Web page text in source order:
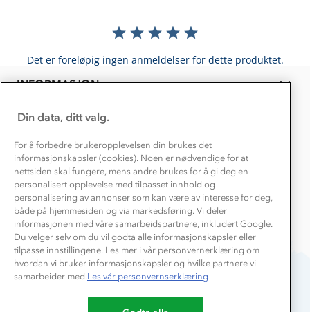
Det er foreløpig ingen anmeldelser for dette produktet.
INFORMASJON
Bedrift, barnehage og SFO
Presse
OM OSS
Samarbeide med oss?
TIPS OG RÅD
Vask og vedlikehold
EL-retur
Store størrelser
Turmat oppskrifter
Beredskap
AKTIVITETER
Få turinspirasjon og tips her⛰
Overnatte utendørs⛺
Leirskole 🥾
Barnehageansatt
Tips til hyttetur
Du betaler enkelt med
Din data, ditt valg.
For å forbedre brukeropplevelsen din brukes det
informasjonskapsler (cookies). Noen er nødvendige for at
nettsiden skal fungere, mens andre brukes for å gi deg en
personalisert opplevelse med tilpasset innhold og
personalisering av annonser som kan være av interesse for deg,
både på hjemmesiden og via markedsføring. Vi deler
informasjonen med våre samarbeidspartnere, inkludert Google.
Du velger selv om du vil godta alle informasjonskapsler eller
tilpasse innstillingene. Les mer i vår personvernerklæring om
hvordan vi bruker informasjonskapsler og hvilke partnere vi
samarbeider med.Les vår personvernserklæring